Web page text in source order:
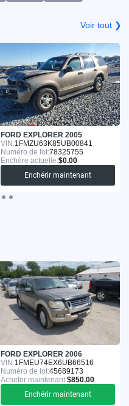
Voir tout ❯
FORD EXPLORER 2005
VIN:1FMZU63K85UB00841
Numéro de lot:78325755
Enchère actuelle:$0.00
Enchérir maintenant
FORD EXPLORER 2006
VIN:1FMEU74EX6UB66516
Numéro de lot:45689173
Acheter maintenant:$850.00
Enchérir maintenant